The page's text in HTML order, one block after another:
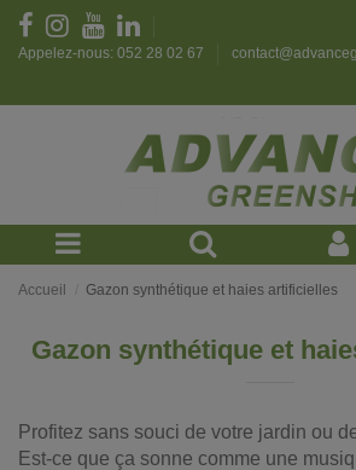
Appelez-nous: 052 28 02 67
Accueil Gazon synthétique et haies artificielles
Gazon synthétique et
Profitez sans souci de votre jardin ou
Est-ce que ça sonne comme une